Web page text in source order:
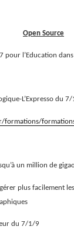
Open Source
pour l’Education
L’Expresso du
formations/
un million de
plus facilement
du 7/1/9